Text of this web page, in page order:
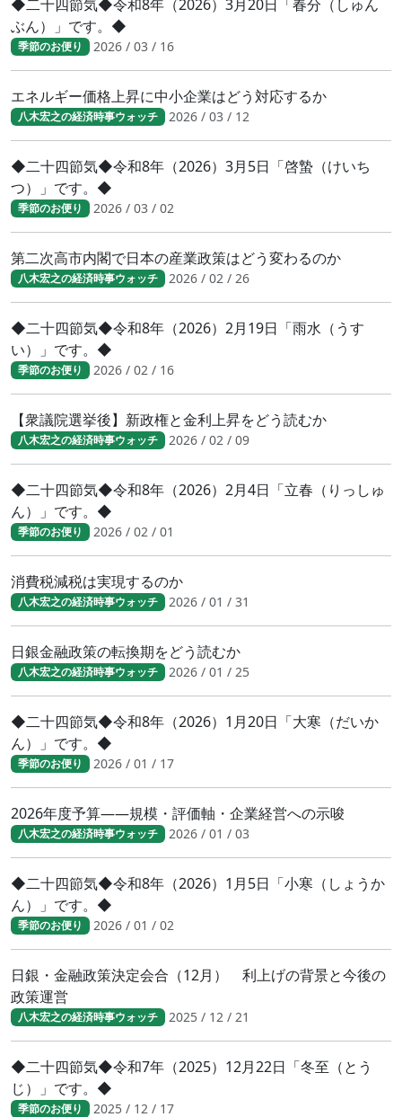
◆二十四節気◆令和8年（2026）3月20日「春分（しゅん
ぶん）」です。◆
季節のお便り 2026 / 03 / 16
エネルギー価格上昇に中小企業はどう対応するか
八木宏之の経済時事ウォッチ 2026 / 03 / 12
◆二十四節気◆令和8年（2026）3月5日「啓蟄（けいち
つ）」です。◆
季節のお便り 2026 / 03 / 02
第二次高市内閣で日本の産業政策はどう変わるのか
八木宏之の経済時事ウォッチ 2026 / 02 / 26
◆二十四節気◆令和8年（2026）2月19日「雨水（うす
い）」です。◆
季節のお便り 2026 / 02 / 16
【衆議院選挙後】新政権と金利上昇をどう読むか
八木宏之の経済時事ウォッチ 2026 / 02 / 09
◆二十四節気◆令和8年（2026）2月4日「立春（りっしゅ
ん）」です。◆
季節のお便り 2026 / 02 / 01
消費税減税は実現するのか
八木宏之の経済時事ウォッチ 2026 / 01 / 31
日銀金融政策の転換期をどう読むか
八木宏之の経済時事ウォッチ 2026 / 01 / 25
◆二十四節気◆令和8年（2026）1月20日「大寒（だいか
ん）」です。◆
季節のお便り 2026 / 01 / 17
2026年度予算――規模・評価軸・企業経営への示唆
八木宏之の経済時事ウォッチ 2026 / 01 / 03
◆二十四節気◆令和8年（2026）1月5日「小寒（しょうか
ん）」です。◆
季節のお便り 2026 / 01 / 02
日銀・金融政策決定会合（12月） 利上げの背景と今後の
政策運営
八木宏之の経済時事ウォッチ 2025 / 12 / 21
◆二十四節気◆令和7年（2025）12月22日「冬至（とう
じ）」です。◆
季節のお便り 2025 / 12 / 17